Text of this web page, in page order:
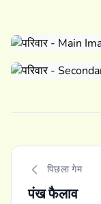
पिछला गेम
पंख फैलाव